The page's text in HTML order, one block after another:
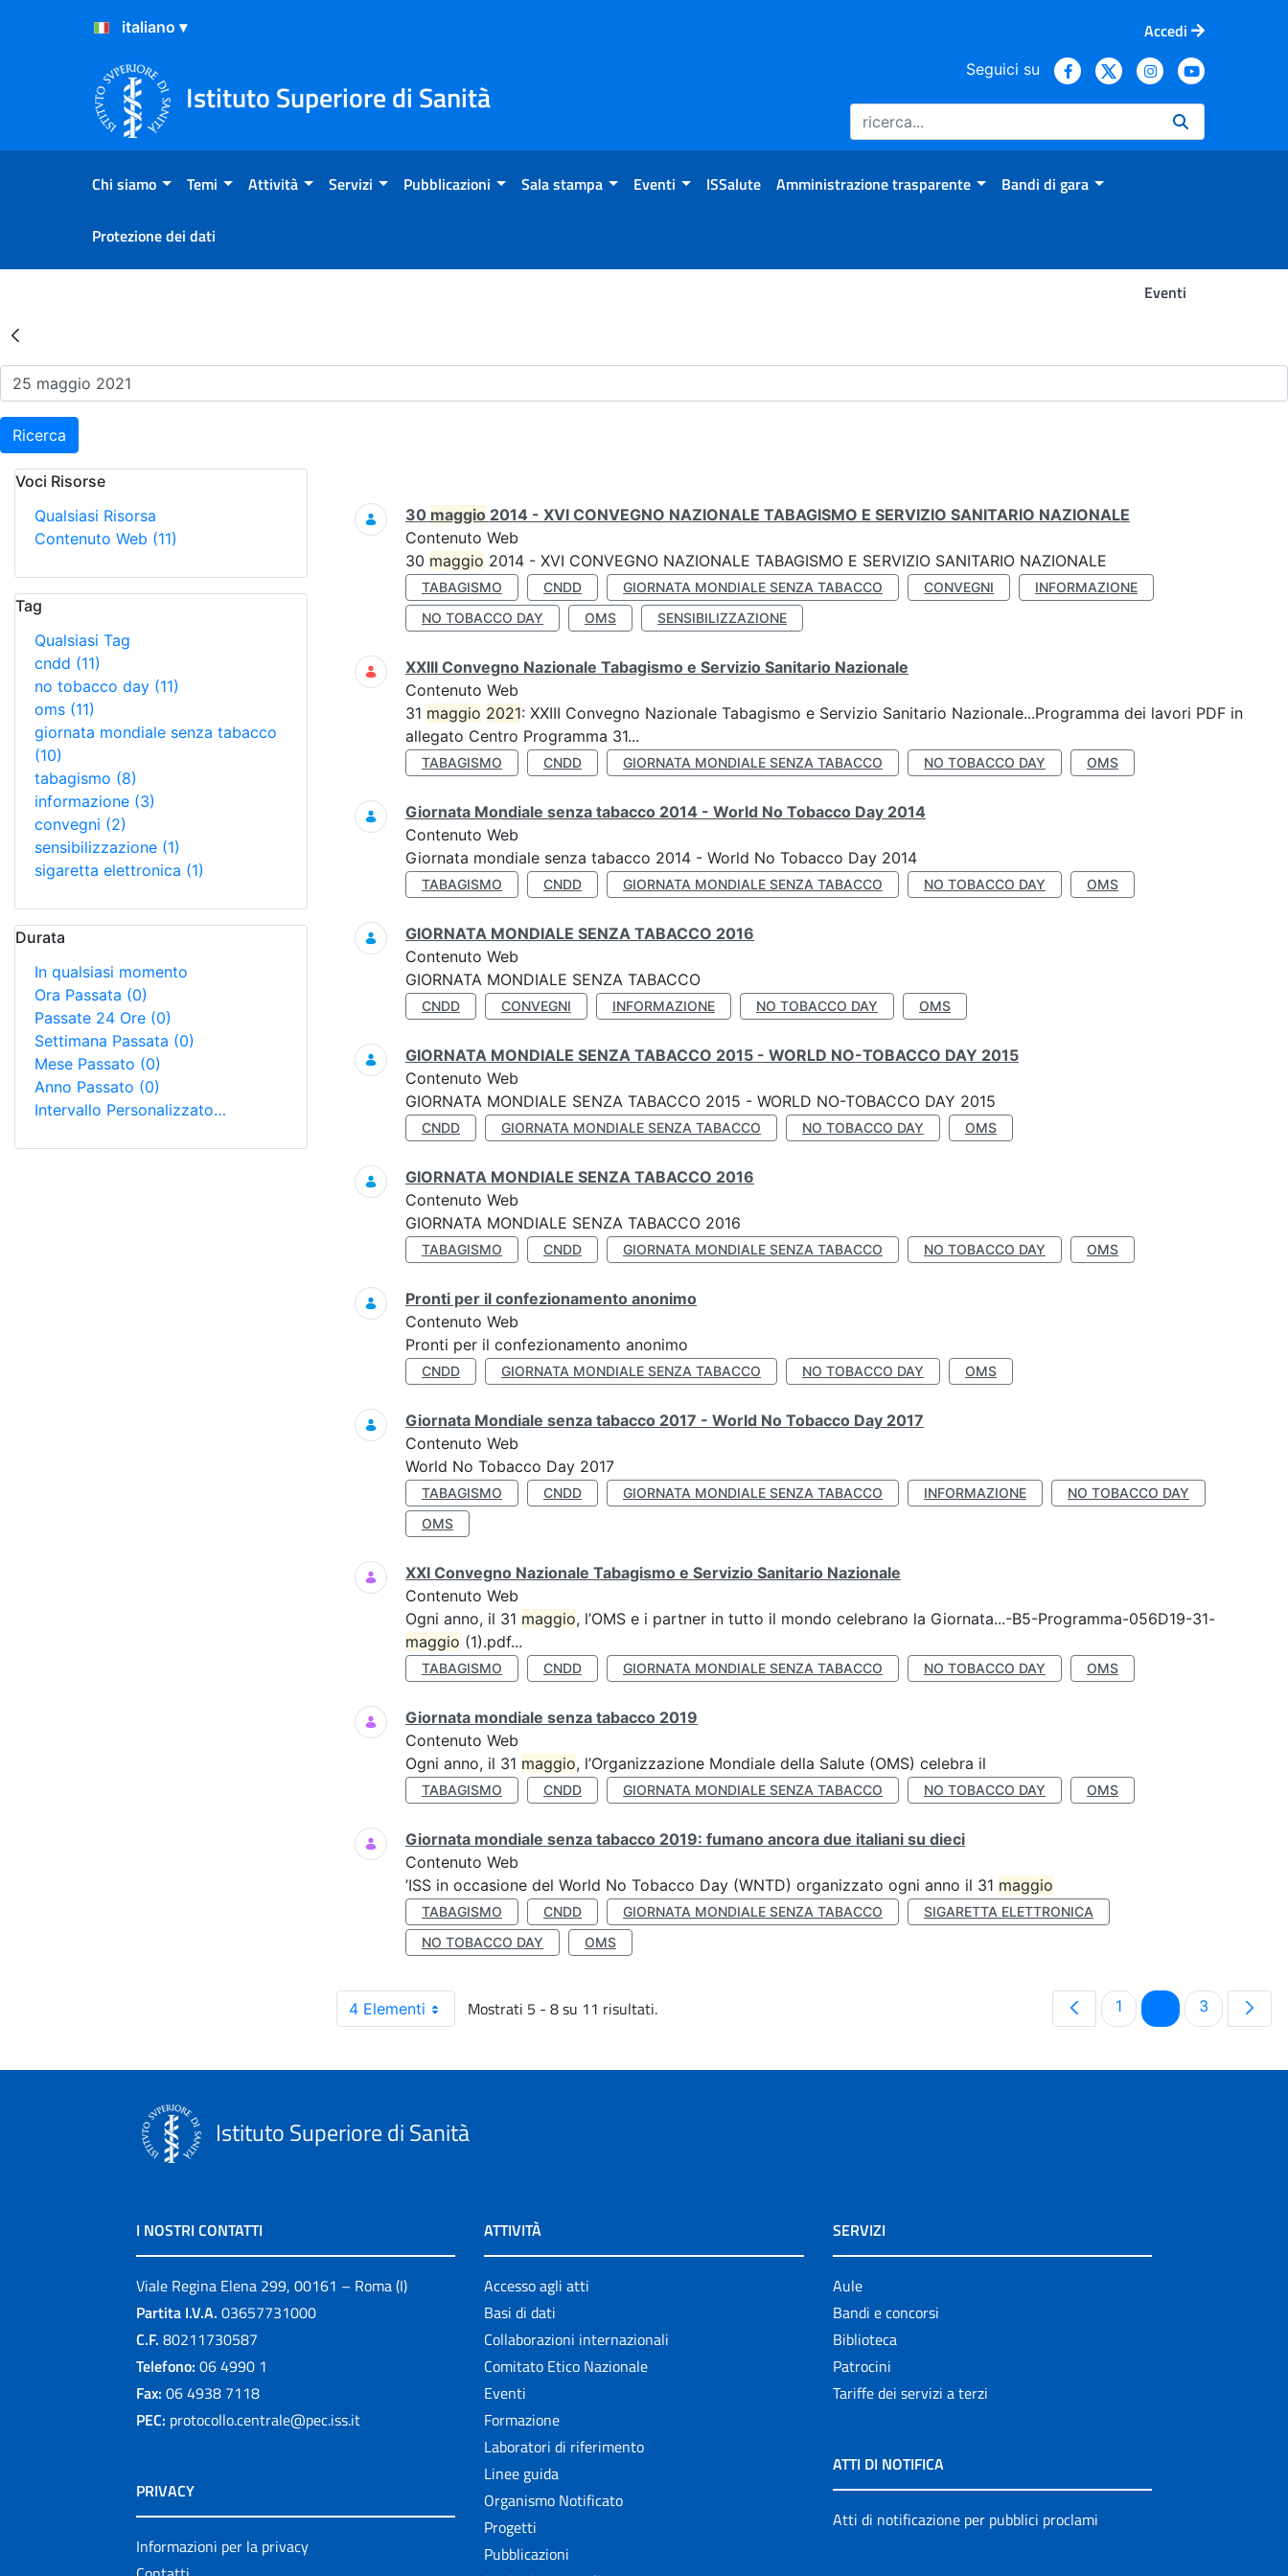
Salta al Contenuto
Salta al Footer
Accedi
Istituto Superiore di Sanità
Seguici su
Chi siamo Temi Attività Servizi Pubblicazioni Sala stampa Eventi ISSalute Amministrazione trasparente Bandi di gara
Protezione dei dati
Eventi
Risultati della Ricerca - Eventi
Ricerca
Voci Risorse
Qualsiasi Risorsa
Contenuto Web (11)
Tag
Qualsiasi Tag
cndd (11)
no tobacco day (11)
oms (11)
giornata mondiale senza tabacco
(10)
tabagismo (8)
informazione (3)
convegni (2)
sensibilizzazione (1)
sigaretta elettronica (1)
Durata
In qualsiasi momento
Ora Passata (0)
Passate 24 Ore (0)
Settimana Passata (0)
Mese Passato (0)
Anno Passato (0)
Intervallo Personalizzato…
Ricerca
30 maggio 2014 - XVI CONVEGNO NAZIONALE TABAGISMO E SERVIZIO SANITARIO NAZIONALE
Contenuto Web
30 maggio 2014 - XVI CONVEGNO NAZIONALE TABAGISMO E SERVIZIO SANITARIO NAZIONALE
TABAGISMO CNDD GIORNATA MONDIALE SENZA TABACCO CONVEGNI
INFORMAZIONE
NO TOBACCO DAY
OMS SENSIBILIZZAZIONE
XXIII Convegno Nazionale Tabagismo e Servizio Sanitario Nazionale
Contenuto Web
31 maggio 2021: XXIII Convegno Nazionale Tabagismo e Servizio Sanitario Nazionale...Programma dei lavori PDF in
allegato Centro Programma 31...
TABAGISMO CNDD GIORNATA MONDIALE SENZA TABACCO NO TOBACCO DAY OMS
Giornata Mondiale senza tabacco 2014 - World No Tobacco Day 2014
Contenuto Web
Giornata mondiale senza tabacco 2014 - World No Tobacco Day 2014
TABAGISMO CNDD GIORNATA MONDIALE SENZA TABACCO NO TOBACCO DAY OMS
GIORNATA MONDIALE SENZA TABACCO 2016
Contenuto Web
GIORNATA MONDIALE SENZA TABACCO
CNDD CONVEGNI INFORMAZIONE NO TOBACCO DAY OMS
GIORNATA MONDIALE SENZA TABACCO 2015 - WORLD NO-TOBACCO DAY 2015
Contenuto Web
GIORNATA MONDIALE SENZA TABACCO 2015 - WORLD NO-TOBACCO DAY 2015
CNDD GIORNATA MONDIALE SENZA TABACCO NO TOBACCO DAY OMS
GIORNATA MONDIALE SENZA TABACCO 2016
Contenuto Web
GIORNATA MONDIALE SENZA TABACCO 2016
TABAGISMO CNDD GIORNATA MONDIALE SENZA TABACCO NO TOBACCO DAY OMS
Pronti per il confezionamento anonimo
Contenuto Web
Pronti per il confezionamento anonimo
CNDD GIORNATA MONDIALE SENZA TABACCO NO TOBACCO DAY OMS
Giornata Mondiale senza tabacco 2017 - World No Tobacco Day 2017
Contenuto Web
World No Tobacco Day 2017
TABAGISMO CNDD GIORNATA MONDIALE SENZA TABACCO INFORMAZIONE
NO TOBACCO DAY
OMS
XXI Convegno Nazionale Tabagismo e Servizio Sanitario Nazionale
Contenuto Web
Ogni anno, il 31 maggio, l’OMS e i partner in tutto il mondo celebrano la Giornata...-B5-Programma-056D19-31-
maggio (1).pdf...
TABAGISMO CNDD GIORNATA MONDIALE SENZA TABACCO NO TOBACCO DAY OMS
Giornata mondiale senza tabacco 2019
Contenuto Web
Ogni anno, il 31 maggio, l’Organizzazione Mondiale della Salute (OMS) celebra il
TABAGISMO CNDD GIORNATA MONDIALE SENZA TABACCO NO TOBACCO DAY OMS
Giornata mondiale senza tabacco 2019: fumano ancora due italiani su dieci
Contenuto Web
’ISS in occasione del World No Tobacco Day (WNTD) organizzato ogni anno il 31 maggio
TABAGISMO CNDD GIORNATA MONDIALE SENZA TABACCO
SIGARETTA ELETTRONICA
NO TOBACCO DAY
OMS
4 Elementi Mostrati 5 - 8 su 11 risultati. Pagina
1 PaginaPagina
3
Istituto Superiore di Sanità
I NOSTRI CONTATTI
Viale Regina Elena 299, 00161 – Roma (I)
Partita I.V.A. 03657731000
C.F. 80211730587
Telefono: 06 4990 1
Fax: 06 4938 7118
PEC: protocollo.centrale@pec.iss.it
PRIVACY
Informazioni per la privacy
ATTIVITÀ
Accesso agli atti
Basi di dati
Collaborazioni internazionali
Comitato Etico Nazionale
Eventi
Formazione
Laboratori di riferimento
Linee guida
Organismo Notificato
Progetti
Pubblicazioni
SERVIZI
Aule
Bandi e concorsi
Biblioteca
Patrocini
Tariffe dei servizi a terzi
ATTI DI NOTIFICA
Atti di notificazione per pubblici proclami